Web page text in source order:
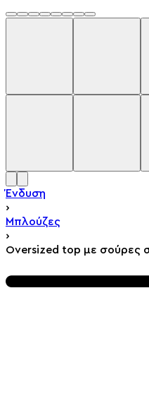
Ένδυση
›
Μπλούζες
›
Oversized top με